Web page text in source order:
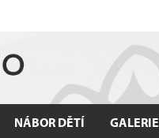
NÁBOR DĚTÍ GALERIE